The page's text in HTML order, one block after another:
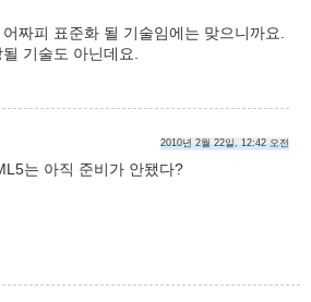
짜피 표준화 될 기술임에는 맞으니까요.
기술도 아닌데요.
2010년 2월 22일, 12:42 오전
는 아직 준비가 안됐다?